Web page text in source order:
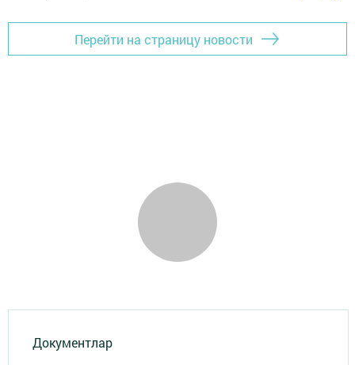
Перейти на страницу новости
Документлар